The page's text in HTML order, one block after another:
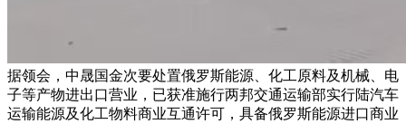
据领会，中晟国金次要处置俄罗斯能源、化工原料及机械、电
子等产物进出口营业，已获准施行两邦交通运输部实行陆汽车
运输能源及化工物料商业互通许可，具备俄罗斯能源进口商业